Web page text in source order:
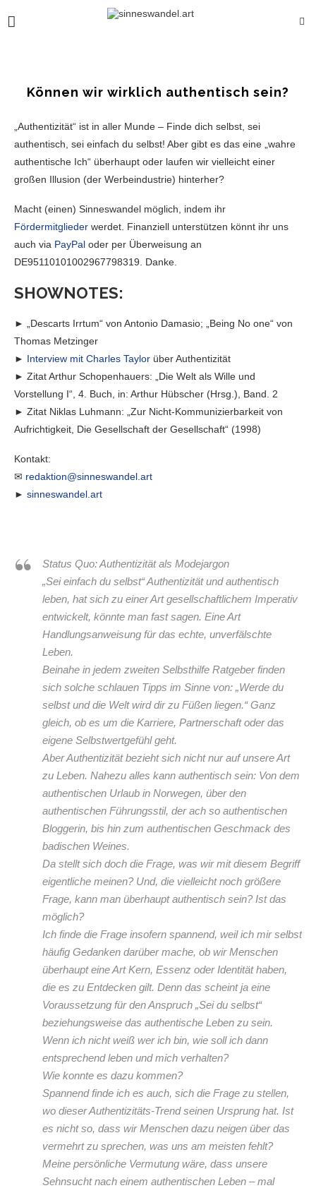
Können wir wirklich authentisch sein?
„Authentizität“ ist in aller Munde – Finde dich selbst, sei
authentisch, sei einfach du selbst! Aber gibt es das eine „wahre
authentische Ich“ überhaupt oder laufen wir vielleicht einer
großen Illusion (der Werbeindustrie) hinterher?
Macht (einen) Sinneswandel möglich, indem ihr
Fördermitglieder werdet. Finanziell unterstützen könnt ihr uns
auch via PayPal oder per Überweisung an
DE95110101002967798319. Danke.
SHOWNOTES:
► „Descarts Irrtum“ von Antonio Damasio; „Being No one“ von
Thomas Metzinger
► Interview mit Charles Taylor über Authentizität
► Zitat Arthur Schopenhauers: „Die Welt als Wille und
Vorstellung I“, 4. Buch, in: Arthur Hübscher (Hrsg.), Band. 2
► Zitat Niklas Luhmann: „Zur Nicht-Kommunizierbarkeit von
Aufrichtigkeit, Die Gesellschaft der Gesellschaft“ (1998)
Kontakt:
✉ redaktion@sinneswandel.art
► sinneswandel.art
Status Quo: Authentizität als Modejargon
„Sei einfach du selbst“ Authentizität und authentisch
leben, hat sich zu einer Art gesellschaftlichem Imperativ
entwickelt, könnte man fast sagen. Eine Art
Handlungsanweisung für das echte, unverfälschte
Leben.
Beinahe in jedem zweiten Selbsthilfe Ratgeber finden
sich solche schlauen Tipps im Sinne von: „Werde du
selbst und die Welt wird dir zu Füßen liegen.“ Ganz
gleich, ob es um die Karriere, Partnerschaft oder das
eigene Selbstwertgefühl geht.
Aber Authentizität bezieht sich nicht nur auf unsere Art
zu Leben. Nahezu alles kann authentisch sein: Von dem
authentischen Urlaub in Norwegen, über den
authentischen Führungsstil, der ach so authentischen
Bloggerin, bis hin zum authentischen Geschmack des
badischen Weines.
Da stellt sich doch die Frage, was wir mit diesem Begriff
eigentliche meinen? Und, die vielleicht noch größere
Frage, kann man überhaupt authentisch sein? Ist das
möglich?
Ich finde die Frage insofern spannend, weil ich mir selbst
häufig Gedanken darüber mache, ob wir Menschen
überhaupt eine Art Kern, Essenz oder Identität haben,
die es zu Entdecken gilt. Denn das scheint ja eine
Voraussetzung für den Anspruch „Sei du selbst“
beziehungsweise das authentische Leben zu sein.
Wenn ich nicht weiß wer ich bin, wie soll ich dann
entsprechend leben und mich verhalten?
Wie konnte es dazu kommen?
Spannend finde ich es auch, sich die Frage zu stellen,
wo dieser Authentizitäts-Trend seinen Ursprung hat. Ist
es nicht so, dass wir Menschen dazu neigen über das
vermehrt zu sprechen, was uns am meisten fehlt?
Meine persönliche Vermutung wäre, dass unsere
Sehnsucht nach einem authentischen Leben – mal